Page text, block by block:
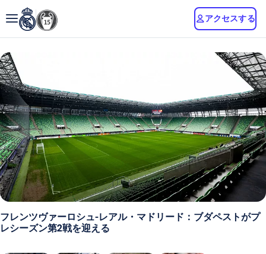
アクセスする
フレンツヴァーロシュ-レアル・マドリード：ブダペストがプ
レシーズン第2戦を迎える